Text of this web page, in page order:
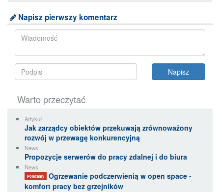
Napisz pierwszy komentarz
Warto przeczytać
Artykuł
Jak zarządcy obiektów przekuwają zrównoważony
rozwój w przewagę konkurencyjną
News
Propozycje serwerów do pracy zdalnej i do biura
News
Polecamy
Ogrzewanie podczerwienią w open space -
komfort pracy bez grzejników